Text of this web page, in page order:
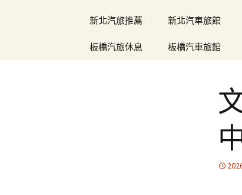
新北汽旅推薦 新北汽車旅館
板橋汽旅休息 板橋汽車旅館